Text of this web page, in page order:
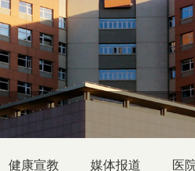
健康宣教 媒体报道 医